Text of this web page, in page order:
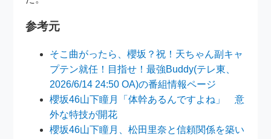
参考元
そこ曲がったら、櫻坂？祝！天ちゃん副キャ
プテン就任！目指せ！最強Buddy(テレ東、
2026/6/14 24:50 OA)の番組情報ページ
櫻坂46山下瞳月「体幹あるんですよね」 意
外な特技が開花
櫻坂46山下瞳月、松田里奈と信頼関係を築い